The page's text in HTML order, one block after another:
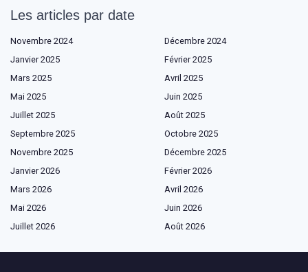
Les articles par date
Novembre 2024
Décembre 2024
Janvier 2025
Février 2025
Mars 2025
Avril 2025
Mai 2025
Juin 2025
Juillet 2025
Août 2025
Septembre 2025
Octobre 2025
Novembre 2025
Décembre 2025
Janvier 2026
Février 2026
Mars 2026
Avril 2026
Mai 2026
Juin 2026
Juillet 2026
Août 2026